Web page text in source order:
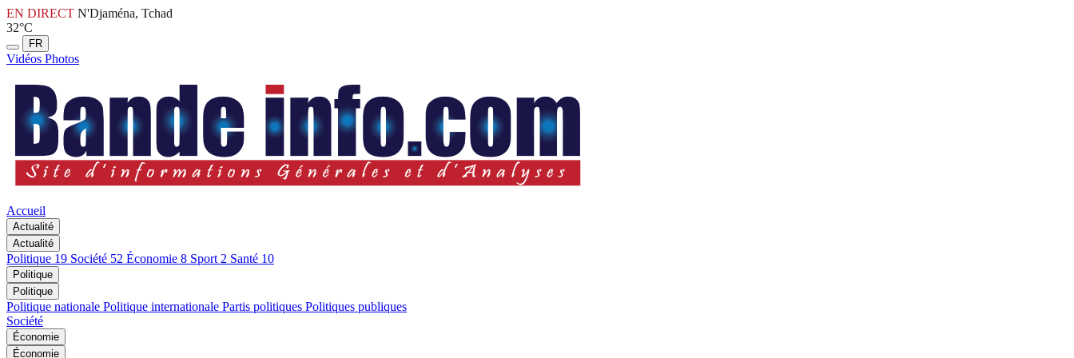
EN DIRECT N'Djaména, Tchad
32°C
FR
Vidéos Photos
Accueil
Actualité
Actualité
Politique 19 Société 52 Économie 8 Sport 2 Santé 10
Politique
Politique
Politique nationale Politique internationale Partis politiques Politiques publiques
Société
Économie
Économie